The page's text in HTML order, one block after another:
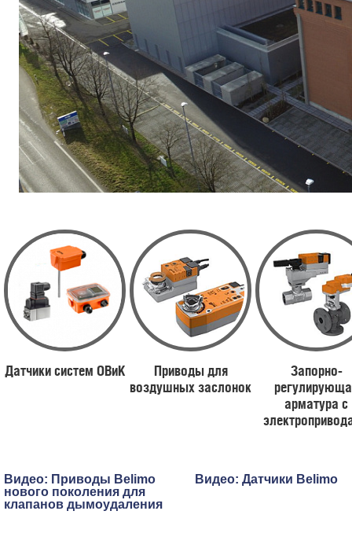
Датчики систем ОВиК
Приводы для
воздушных заслонок
Запорно-
арматура с
Видео: Приводы Belimo
нового поколения для
клапанов дымоудаления
Видео: Датчики Belimo